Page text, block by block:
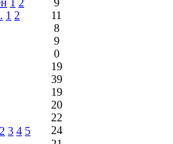
1 2
9
1 2
11
8
9
0
19
39
19
20
22
2 3 4 5
24